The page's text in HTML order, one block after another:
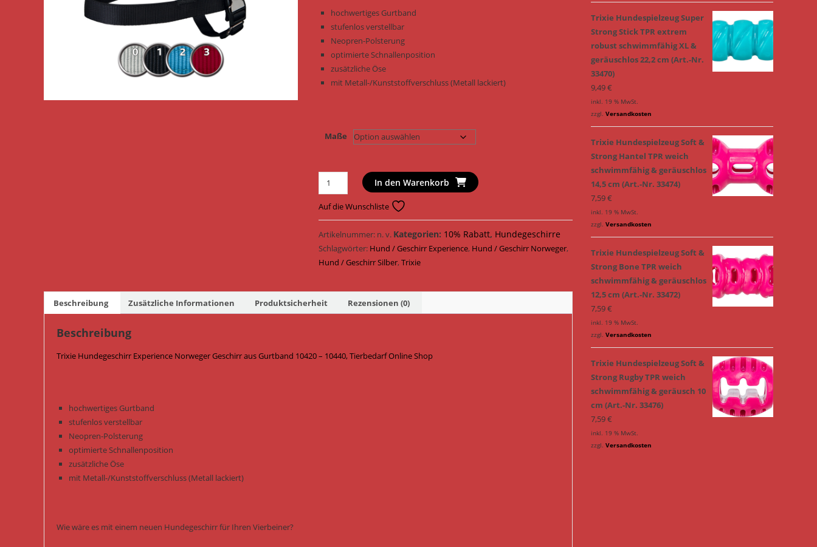
hochwertiges Gurtband
stufenlos verstellbar
Neopren-Polsterung
optimierte Schnallenposition
zusätzliche Öse
mit Metall-/Kunststoffverschluss (Metall lackiert)
Maße
Trixie
Hundegeschirr
Experience
Norweger
Geschirr
Gurtband
10420
10440
/
Silber
In den Warenkorb
Auf die Wunschliste
Artikelnummer: n. v. Kategorien: 10% Rabatt, Hundegeschirre
Schlagwörter: Hund / Geschirr Experience, Hund / Geschirr Norweger,
Hund / Geschirr Silber,Trixie
Beschreibung Zusätzliche Informationen Produktsicherheit Rezensionen (0)
Beschreibung
Trixie Hundegeschirr Experience Norweger Geschirr aus Gurtband 10420 – 10440, Tierbedarf Online Shop
hochwertiges Gurtband
stufenlos verstellbar
Neopren-Polsterung
optimierte Schnallenposition
zusätzliche Öse
mit Metall-/Kunststoffverschluss (Metall lackiert)
Wie wäre es mit einem neuen Hundegeschirr für Ihren Vierbeiner?
Trixie Hundespielzeug Super
Strong Stick TPR extrem
robust schwimmfähig XL &
geräuschlos 22,2 cm (Art.-Nr.
33470)
9,49€
inkl. 19 % MwSt.
zzgl. Versandkosten
Trixie Hundespielzeug Soft &
Strong Hantel TPR weich
schwimmfähig & geräuschlos
14,5 cm (Art.-Nr. 33474)
7,59€
inkl. 19 % MwSt.
zzgl. Versandkosten
Trixie Hundespielzeug Soft &
Strong Bone TPR weich
schwimmfähig & geräuschlos
12,5 cm (Art.-Nr. 33472)
7,59€
inkl. 19 % MwSt.
zzgl. Versandkosten
Trixie Hundespielzeug Soft &
Strong Rugby TPR weich
schwimmfähig & geräusch 10
cm (Art.-Nr. 33476)
7,59€
inkl. 19 % MwSt.
zzgl. Versandkosten